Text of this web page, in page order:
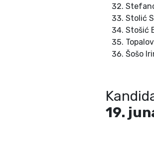
Stolić
Stošić
Šošo
19.